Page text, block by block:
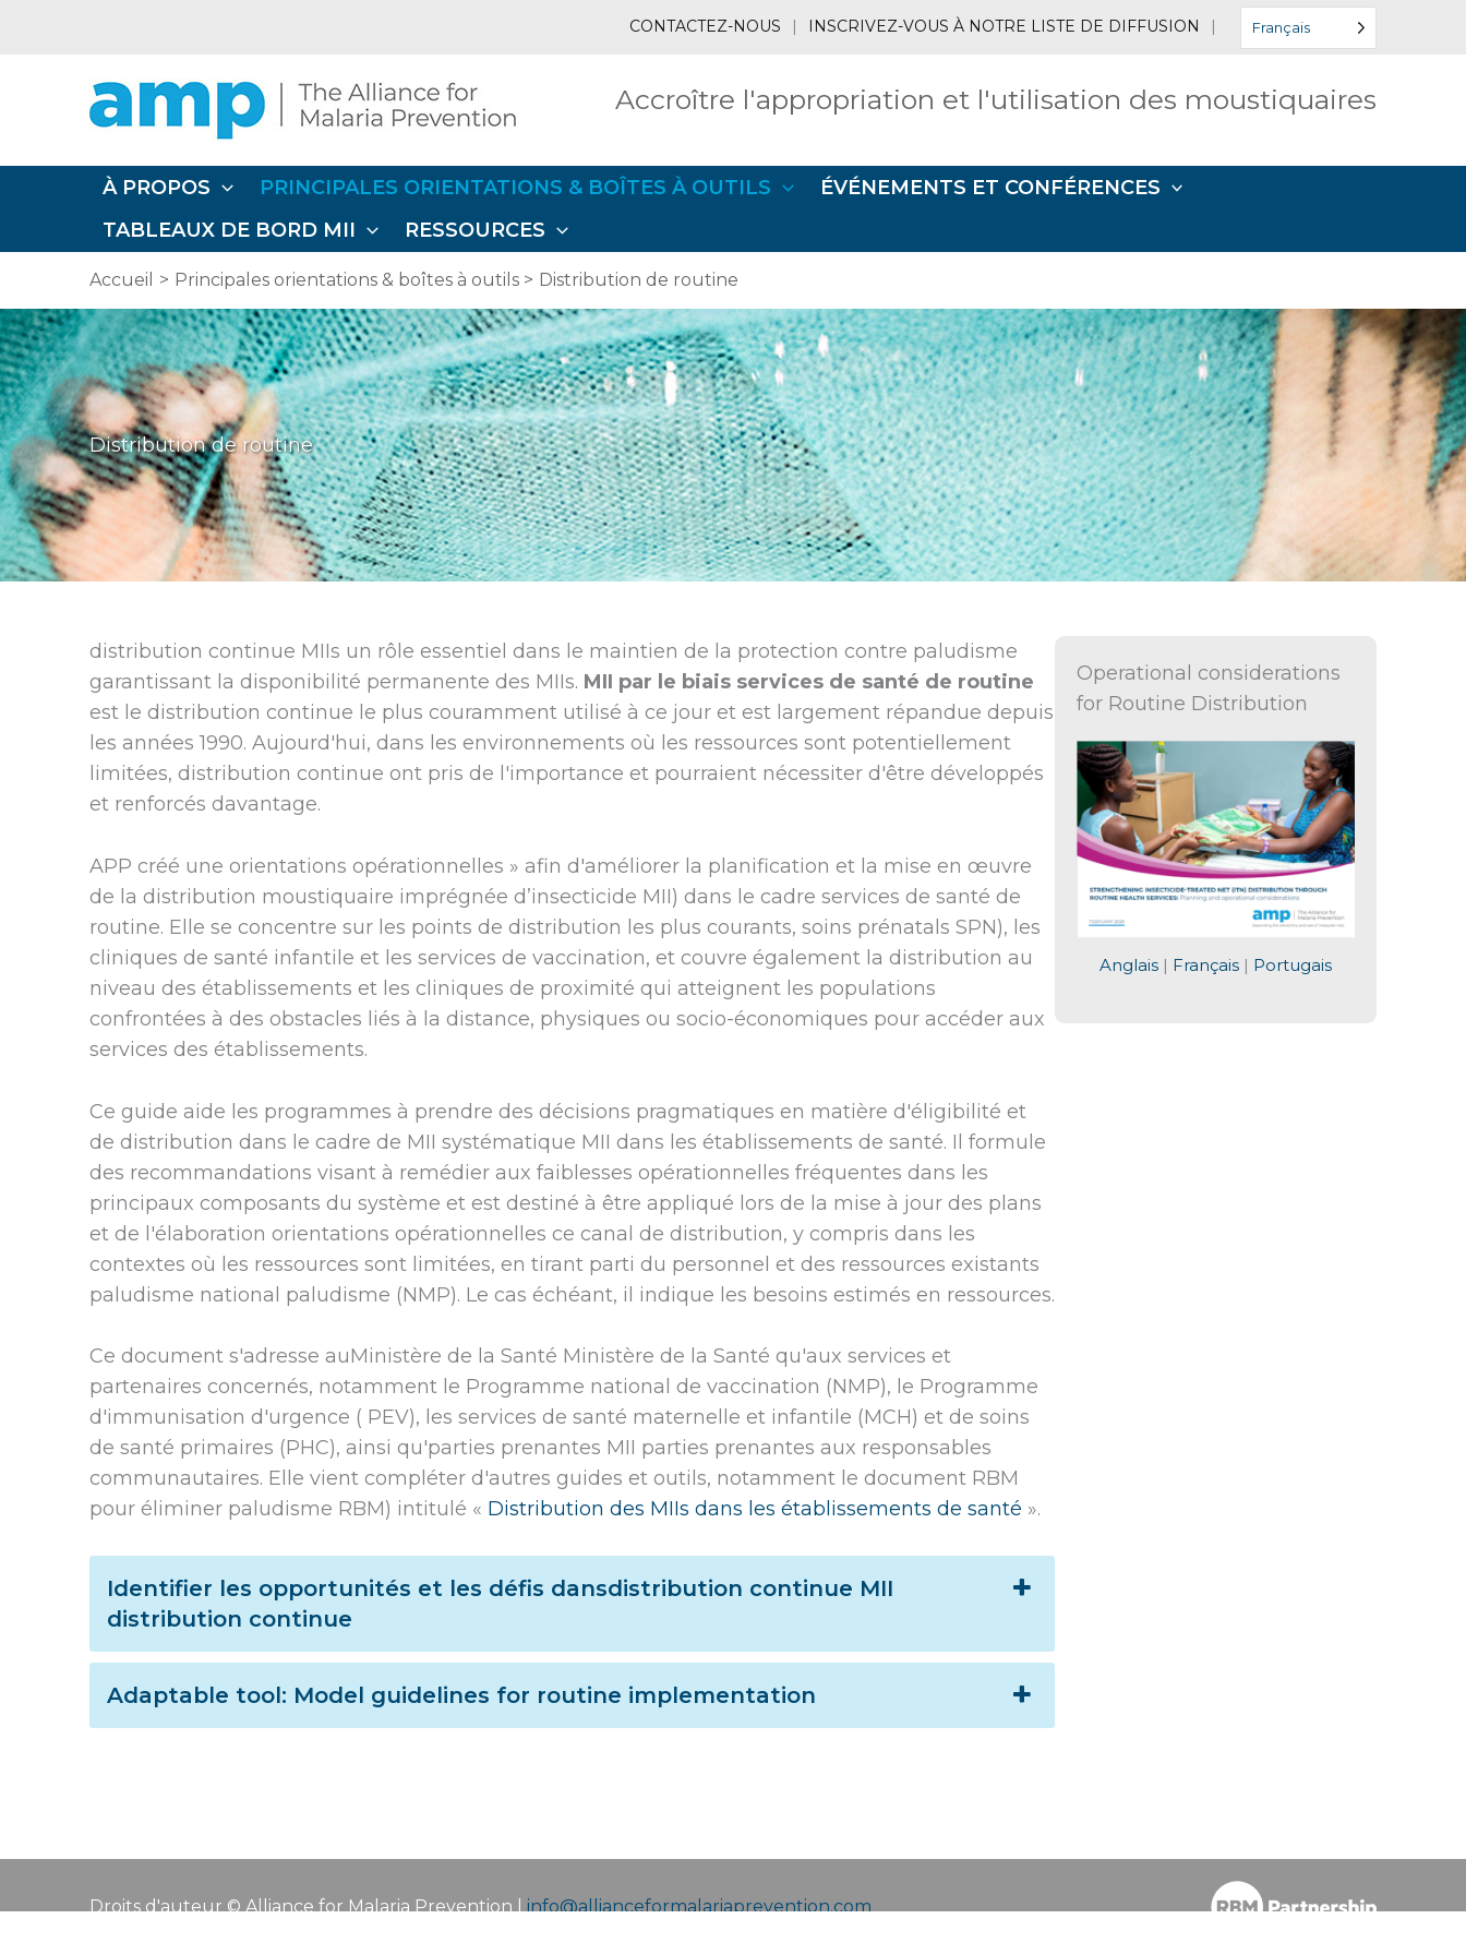
CONTACTEZ-NOUS | INSCRIVEZ-VOUS À NOTRE LISTE DE DIFFUSION | Français
Accroître l'appropriation et l'utilisation des moustiquaires
À PROPOS PRINCIPALES ORIENTATIONS & BOÎTES À OUTILS
ÉVÉNEMENTS ET CONFÉRENCES
TABLEAUX DE BORD MII
RESSOURCES
Accueil Principales orientations & boîtes à outils Distribution de routine
Distribution de routine
distribution continue MIIs un rôle essentiel dans le maintien de la protection contre paludisme
garantissant la disponibilité permanente des MIIs. MII par le biais services de santé de routine
est le distribution continue le plus couramment utilisé à ce jour et est largement répandue depuis
les années 1990. Aujourd'hui, dans les environnements où les ressources sont potentiellement
limitées, distribution continue ont pris de l'importance et pourraient nécessiter d'être développés
et renforcés davantage.
APP créé une orientations opérationnelles » afin d'améliorer la planification et la mise en œuvre
de la distribution moustiquaire imprégnée d’insecticide MII) dans le cadre services de santé de
routine. Elle se concentre sur les points de distribution les plus courants, soins prénatals SPN), les
cliniques de santé infantile et les services de vaccination, et couvre également la distribution au
niveau des établissements et les cliniques de proximité qui atteignent les populations
confrontées à des obstacles liés à la distance, physiques ou socio-économiques pour accéder aux
services des établissements.
Ce guide aide les programmes à prendre des décisions pragmatiques en matière d'éligibilité et
de distribution dans le cadre de MII systématique MII dans les établissements de santé. Il formule
des recommandations visant à remédier aux faiblesses opérationnelles fréquentes dans les
principaux composants du système et est destiné à être appliqué lors de la mise à jour des plans
et de l'élaboration orientations opérationnelles ce canal de distribution, y compris dans les
contextes où les ressources sont limitées, en tirant parti du personnel et des ressources existants
paludisme national paludisme (NMP). Le cas échéant, il indique les besoins estimés en ressources.
Ce document s'adresse auMinistère de la Santé Ministère de la Santé qu'aux services et
partenaires concernés, notamment le Programme national de vaccination (NMP), le Programme
d'immunisation d'urgence ( PEV), les services de santé maternelle et infantile (MCH) et de soins
de santé primaires (PHC), ainsi qu'parties prenantes MII parties prenantes aux responsables
communautaires. Elle vient compléter d'autres guides et outils, notamment le document RBM
pour éliminer paludisme RBM) intitulé « Distribution des MIIs dans les établissements de santé ».
Identifier les opportunités et les défis dansdistribution continue MII
distribution continue
Adaptable tool: Model guidelines for routine implementation
Operational considerations
for Routine Distribution
Anglais | Français | Portugais
Droits d'auteur © Alliance for Malaria Prevention |info@allianceformalariaprevention.com